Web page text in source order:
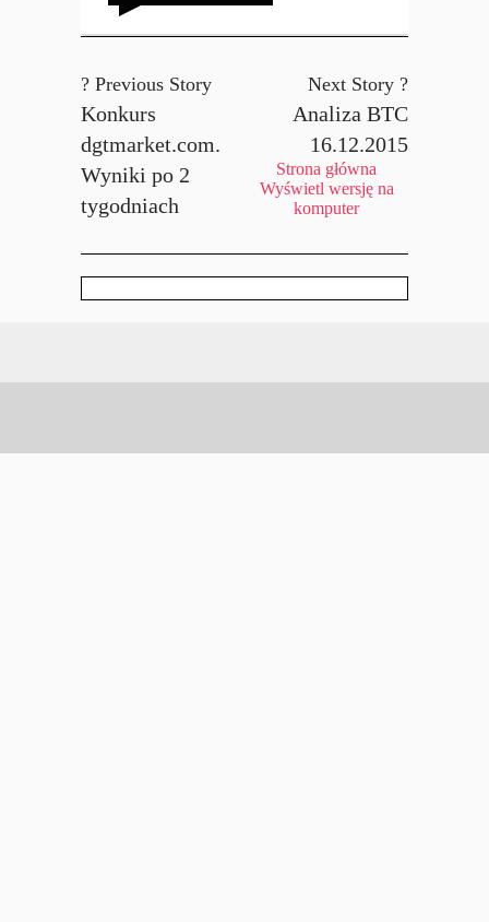
? Previous Story
Konkurs
dgtmarket.com.
Wyniki po 2
tygodniach
Next Story ?
Analiza BTC
16.12.2015
Strona główna
Wyświetl wersję na
komputer